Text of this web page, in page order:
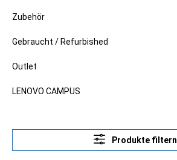
Zubehör
Gebraucht / Refurbished
Outlet
LENOVO CAMPUS
Produkte filtern